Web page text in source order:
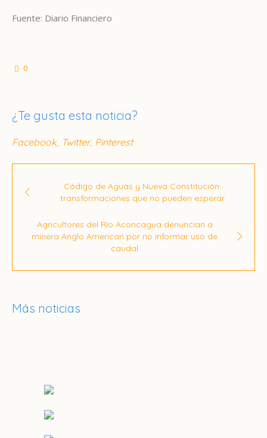
Fuente: Diario Financiero
0
¿Te gusta esta noticia?
Facebook Twitter Pinterest
Código de Aguas y Nueva Constitución:
transformaciones que no pueden esperar
Agricultores del Río Aconcagua denuncian a
minera Anglo American por no informar uso de
caudal
Más noticias